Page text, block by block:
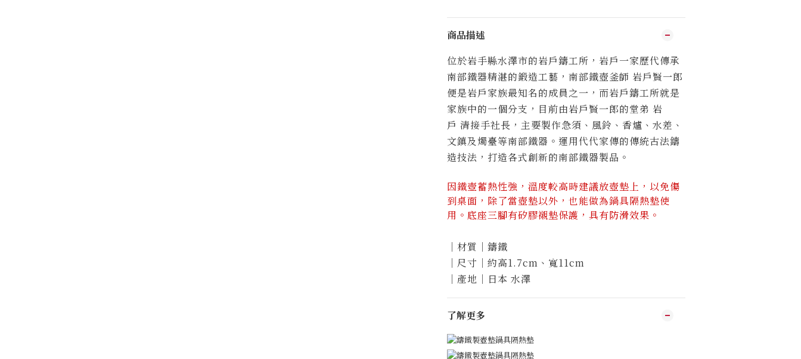
商品描述
位於岩手縣水澤市的岩戶鑄工所，岩戶一家歷代傳承
南部鐵器精湛的鍛造工藝，南部鐵壺釜師 岩戶賢一郎
便是岩戶家族最知名的成員之一，而岩戶鑄工所就是
家族中的一個分支，目前由岩戶賢一郎的堂弟 岩
戶 清接手社長，主要製作急須、風鈴、香爐、水差、
文鎮及燭臺等南部鐵器。運用代代家傳的傳統古法鑄
造技法，打造各式創新的南部鐵器製品。
因鐵壺蓄熱性強，溫度較高時建議放壺墊上，以免傷
到桌面 ，除了當壺墊以外，也能做為鍋具隔熱墊使
用。 底座三腳有矽膠襯墊保護，具有防滑效果。
｜材質｜鑄鐵
｜尺寸｜約高1.7cm、寬11cm
｜產地｜日本 水澤
了解更多